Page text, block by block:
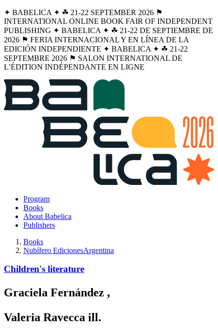
✦ BABELICA ✦ ☘︎ 21-22 SEPTEMBER 2026 ⚑
INTERNATIONAL ONLINE BOOK FAIR OF INDEPENDENT
PUBLISHING ✦ BABELICA ✦ ☘︎ 21-22 DE SEPTIEMBRE DE
2026 ⚑ FERIA INTERNACIONAL Y EN LÍNEA DE LA
EDICIÓN INDEPENDIENTE ✦ BABELICA ✦ ☘︎ 21-22
SEPTEMBRE 2026 ⚑ SALON INTERNATIONAL DE
L’ÉDITION INDÉPENDANTE EN LIGNE
Program
Books
About Babelica
Publishers
Books
Nubífero EdicionesArgentina
Children's literature
Graciela Fernández ,
Valeria Ravecca ill.